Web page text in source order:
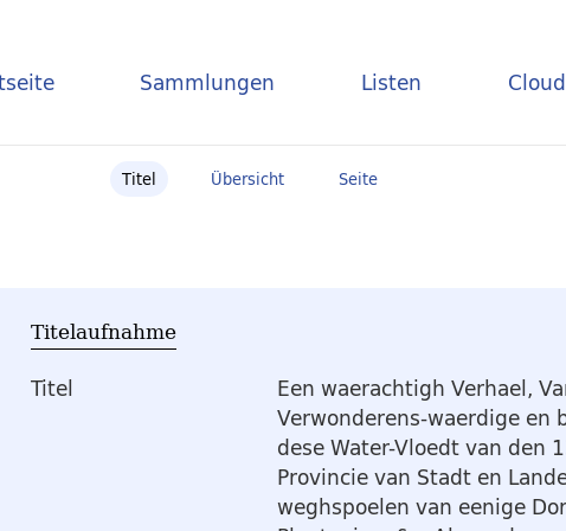
Sammlungen Listen
Titel Übersicht Seite
Titelaufnahme
Titel
Een waerachtigh Verhael,
Verwonderens-waerdige en
dese Water-Vloedt van den
Provincie van Stadt en
weghspoelen van eenige